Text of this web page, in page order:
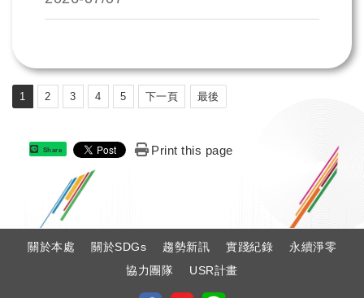
招募，歡迎同學踴躍報名參加，請查照
1 2 3 4 5 下一頁 最後
Share Print this page
關於本處 關於SDGs 趨勢新訊 實踐紀錄
永續淨零
協力團隊
USR計畫